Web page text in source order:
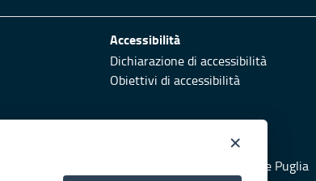
Accessibilità
Dichiarazione di accessibilità
Obiettivi di accessibilità
Vai al sito di Protezione Civile Puglia
×